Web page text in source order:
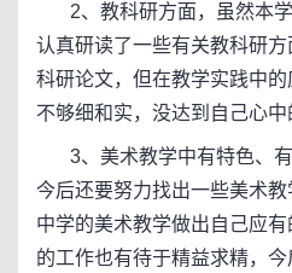
2、教科研方面，虽然本学
认真研读了一些有关教科研
科研论文，但在教学实践中
不够细和实，没达到自己心中
3、美术教学中有特色、有
今后还要努力找出一些美术
中学的美术教学做出自己应
的工作也有待于精益求精，